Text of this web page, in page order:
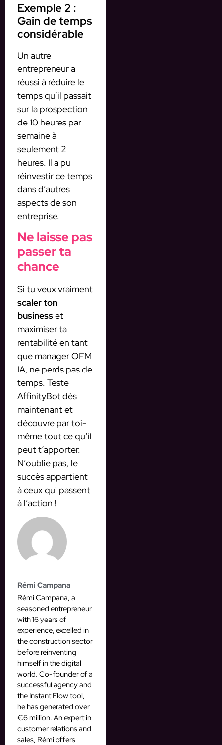
Exemple 2 :
Gain de temps
considérable
Un autre
entrepreneur a
réussi à réduire le
temps qu’il passait
sur la prospection
de 10 heures par
semaine à
seulement 2
heures. Il a pu
réinvestir ce temps
dans d’autres
aspects de son
entreprise.
Ne laisse pas
passer ta
chance
Si tu veux vraiment
scaler ton
businesset
maximiser ta
rentabilité en tant
que manager OFM
IA, ne perds pas de
temps. Teste
AffinityBot dès
maintenant et
découvre par toi-
même tout ce qu’il
peut t’apporter.
N’oublie pas, le
succès appartient
à ceux qui passent
à l’action !
Rémi Campana
Rémi Campana, a
seasoned entrepreneur
with 16 years of
experience, excelled in
the construction sector
before reinventing
himself in the digital
world. Co-founder of a
successful agency and
the Instant Flow tool,
he has generated over
€6 million. An expert in
customer relations and
sales, Rémi offers